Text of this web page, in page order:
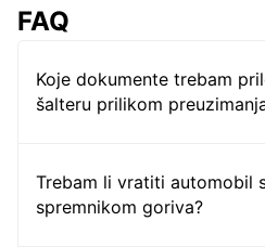
FAQ
Koje dokumente trebam
šalteru prilikom
Trebam li vratiti automobil
spremnikom goriva?